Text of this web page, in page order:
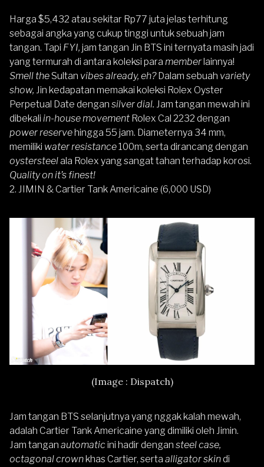
Harga $5,432 atau sekitar Rp77 juta jelas terhitung
sebagai angka yang cukup tinggi untuk sebuah jam
tangan. Tapi FYI, jam tangan Jin BTS ini ternyata masih jadi
yang termurah di antara koleksi para memberlainnya!
Smell the Sultan vibes already, eh?Dalam sebuah variety
show, Jin kedapatan memakai koleksi Rolex Oyster
Perpetual Date dengan silver dial. Jam tangan mewah ini
dibekali in-house movement Rolex Cal 2232 dengan
power reservehingga 55 jam. Diameternya 34 mm,
memiliki water resistance100m, serta dirancang dengan
oystersteelala Rolex yang sangat tahan terhadap korosi.
Quality on it’s finest!
2. JIMIN & Cartier Tank Americaine (6,000 USD)
(Image : Dispatch)
Jam tangan BTS selanjutnya yang nggak kalah mewah,
adalah Cartier Tank Americaine yang dimiliki oleh Jimin.
Jam tangan automatic ini hadir dengan steel case,
octagonal crown khas Cartier, serta alligator skindi